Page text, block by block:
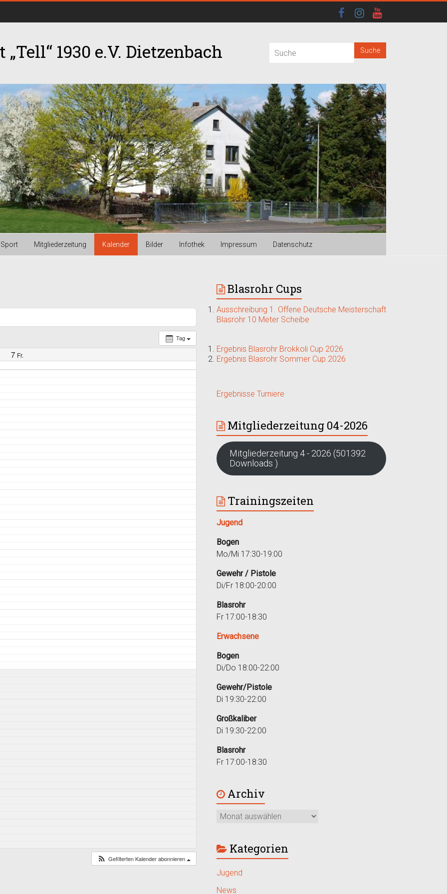
1930 e.V. Dietzenbach
Sport Mitgliederzeitung Kalender Bilder Infothek Impressum Datenschutz
Tag
7 Fr.
Gefilterten Kalender abonnieren
Blasrohr Cups
Ausschreibung 1. Offene Deutsche Meisterschaft
Blasrohr 10 Meter Scheibe
Ergebnis Blasrohr Brokkoli Cup 2026
Ergebnis Blasrohr Sommer Cup 2026
Ergebnisse Turniere
Mitgliederzeitung 04-2026
Mitgliederzeitung 4 - 2026 (501392
Downloads )
Trainingszeiten
Jugend
Bogen
Mo/Mi 17:30-19:00
Gewehr / Pistole
Di/Fr 18:00-20:00
Blasrohr
Fr 17:00-18:30
Erwachsene
Bogen
Di/Do 18:00-22:00
Gewehr/Pistole
Di 19:30-22:00
Großkaliber
Di 19:30-22:00
Blasrohr
Fr 17:00-18:30
Archiv
Kategorien
Jugend
News